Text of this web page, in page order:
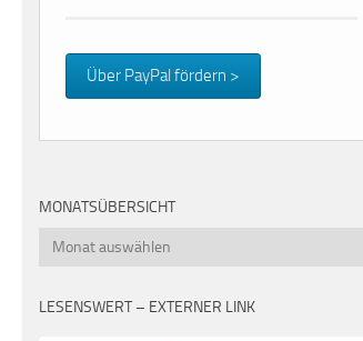
Über PayPal fördern >
MONATSÜBERSICHT
Monatsübersicht
LESENSWERT – EXTERNER LINK